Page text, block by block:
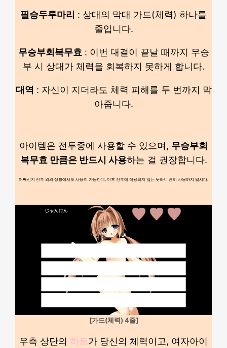
필승두루마리 : 상대의 막대 가드(체력) 하나를
줄입니다.
무승부회복무효 : 이번 대결이 끝날 때까지 무승
부 시 상대가 체력을 회복하지 못하게 합니다.
대역 : 자신이 지더라도 체력 피해를 두 번까지 막
아줍니다.
아이템은 전투중에 사용할 수 있으며, 무승부회
복무효 만큼은 반드시 사용하는 걸 권장합니다.
어째선지 전투 외의 상황에서도 사용이 가능한데, 이후 전투에 적용되지 않는 듯하니 괜히 사용하지 맙시다.
[가드(체력) 4줄]
우측 상단의 하트가 당신의 체력이고, 여자아이